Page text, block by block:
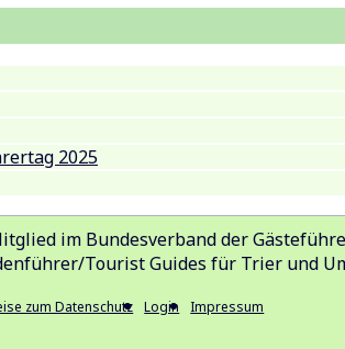
2025
im Bundesverband der
Tourist Guides für Trier und
zum Datenschutz Login Impressum